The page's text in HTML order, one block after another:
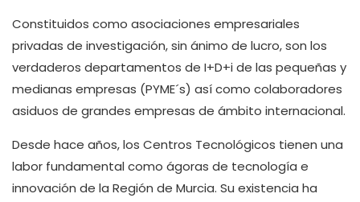
Constituidos como asociaciones empresariales
privadas de investigación, sin ánimo de lucro, son los
verdaderos departamentos de I+D+i de las pequeñas y
medianas empresas (PYME´s) así como colaboradores
asiduos de grandes empresas de ámbito internacional.
Desde hace años, los Centros Tecnológicos tienen una
labor fundamental como ágoras de tecnología e
innovación de la Región de Murcia. Su existencia ha